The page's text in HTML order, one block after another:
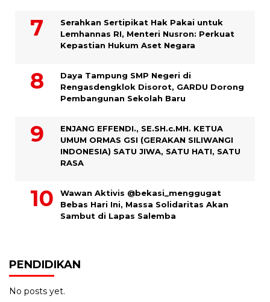
Serahkan Sertipikat Hak Pakai untuk
Lemhannas RI, Menteri Nusron: Perkuat
Kepastian Hukum Aset Negara
Daya Tampung SMP Negeri di
Rengasdengklok Disorot, GARDU Dorong
Pembangunan Sekolah Baru
ENJANG EFFENDI., SE.SH.c.MH. KETUA
UMUM ORMAS GSI (GERAKAN SILIWANGI
INDONESIA) SATU JIWA, SATU HATI, SATU
RASA
Wawan Aktivis @bekasi_menggugat
Bebas Hari Ini, Massa Solidaritas Akan
Sambut di Lapas Salemba
PENDIDIKAN
No posts yet.